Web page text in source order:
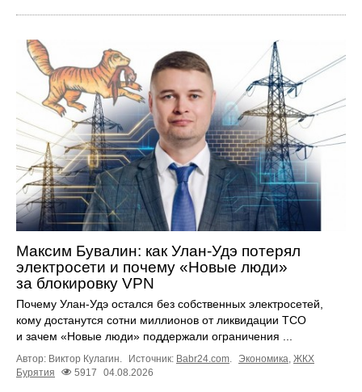
Максим Бувалин: как Улан-Удэ потерял
электросети и почему «Новые люди»
за блокировку VPN
Почему Улан-Удэ остался без собственных электросетей,
кому достанутся сотни миллионов от ликвидации ТСО
и зачем «Новые люди» поддержали ограничения ...
Автор: Виктор Кулагин. Источник: Babr24.com Экономика ЖКХ
Бурятия
5917 04.08.2026